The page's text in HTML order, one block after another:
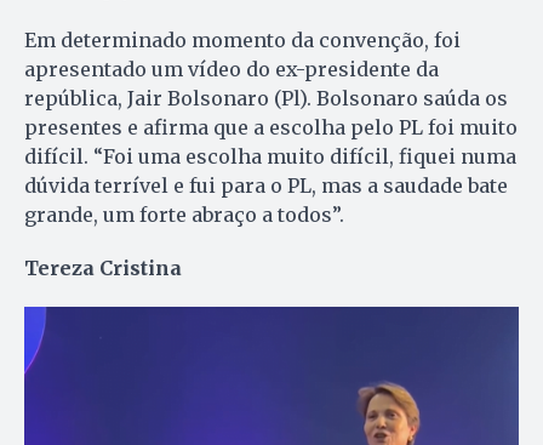
Em determinado momento da convenção, foi
apresentado um vídeo do ex-presidente da
república, Jair Bolsonaro (Pl). Bolsonaro saúda os
presentes e afirma que a escolha pelo PL foi muito
difícil. “Foi uma escolha muito difícil, fiquei numa
dúvida terrível e fui para o PL, mas a saudade bate
grande, um forte abraço a todos”.
Tereza Cristina